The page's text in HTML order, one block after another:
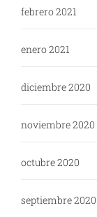
febrero 2021
enero 2021
diciembre 2020
noviembre 2020
octubre 2020
septiembre 2020